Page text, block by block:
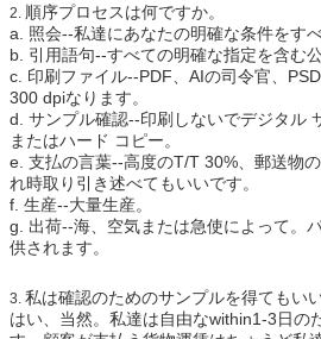
2. 順序プロセスは何ですか。
a. 照会--私達にあなたの明確な条件をす
b. 引用語句--すべての明確な指定を含む
c. 印刷ファイル--PDF、AIの司令官、
300 dpiなります。
d. サンプル確認--印刷しないでデジタル
またはハード コピー。
e. 支払の言葉--高度のT/T 30%、郵送物
れ時取り引き述べてもいいです。
f. 生産--大量生産。
g. 出荷--海、空気または急使によって。
供されます。
3. 私は確認のためのサンプルを得てもい
はい、当然。私達は自由なwithin1-3日の